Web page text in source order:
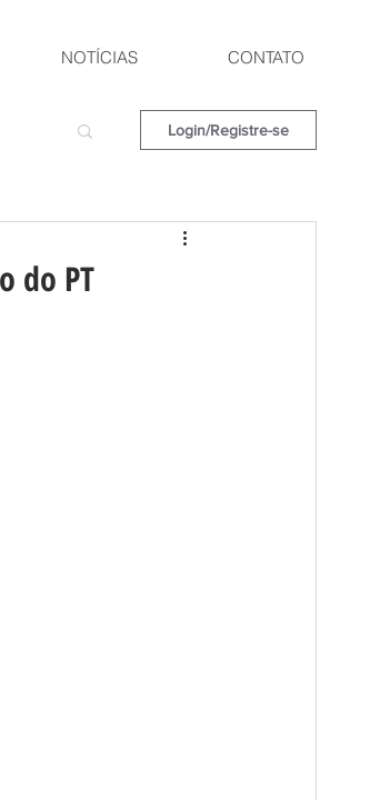
NOTÍCIAS CONTATO
Login/Registre-se
do PT